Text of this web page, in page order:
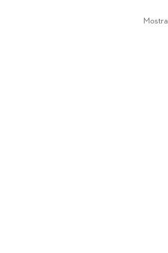
Mostra